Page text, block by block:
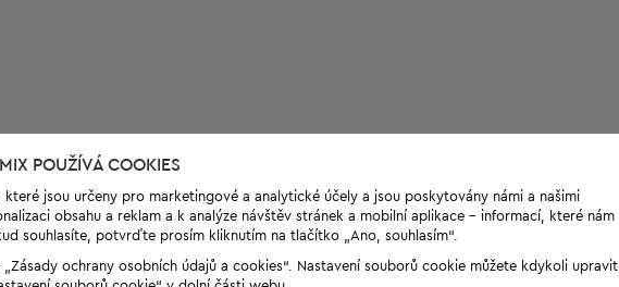
POUŽÍVÁ COOKIES
jsou určeny pro marketingové a analytické účely a jsou poskytovány námi a našimi
obsahu a reklam a k analýze návštěv stránek a mobilní aplikace - informací, které nám
souhlasíte, potvrďte prosím kliknutím na tlačítko „Ano, souhlasím“.
ochrany osobních údajů a cookies“. Nastavení souborů cookie můžete kdykoli upravit